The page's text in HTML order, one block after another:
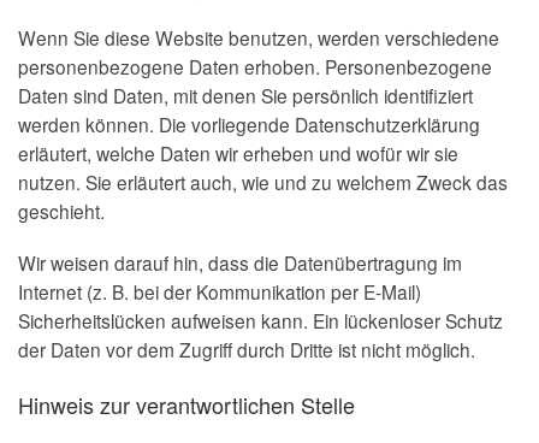
Wenn Sie diese Website benutzen, werden verschiedene
personenbezogene Daten erhoben. Personenbezogene
Daten sind Daten, mit denen Sie persönlich identifiziert
werden können. Die vorliegende Datenschutzerklärung
erläutert, welche Daten wir erheben und wofür wir sie
nutzen. Sie erläutert auch, wie und zu welchem Zweck das
geschieht.
Wir weisen darauf hin, dass die Datenübertragung im
Internet (z. B. bei der Kommunikation per E-Mail)
Sicherheitslücken aufweisen kann. Ein lückenloser Schutz
der Daten vor dem Zugriff durch Dritte ist nicht möglich.
Hinweis zur verantwortlichen Stelle